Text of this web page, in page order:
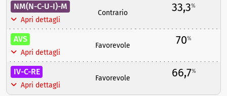
NM(N-C-U-I)-M
Apri dettagli
Contrario 33,3%
AVS
Apri dettagli
Favorevole 70%
IV-C-RE
Apri dettagli
Favorevole 66,7%